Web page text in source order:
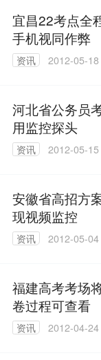
宜昌22考点全
手机视同作弊
资讯
2012-05-
河北省公务员
用监控探头
资讯
2012-05-
安徽省高招方
现视频监控
资讯
2012-05-
福建高考考场
卷过程可查看
资讯
2012-04-